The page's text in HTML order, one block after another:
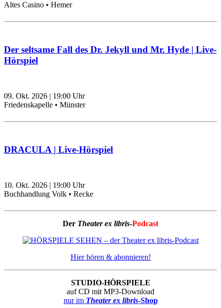
Altes Casino • Hemer
Der seltsame Fall des Dr. Jekyll und Mr. Hyde | Live-
Hörspiel
09. Okt. 2026 | 19:00 Uhr
Friedenskapelle • Münster
DRACULA | Live-Hörspiel
10. Okt. 2026 | 19:00 Uhr
Buchhandlung Volk • Recke
Der Theater ex libris-Podcast
Hier hören & abonnieren!
STUDIO-HÖRSPIELE
auf CD mit MP3-Download
nur imTheater ex libris-Shop